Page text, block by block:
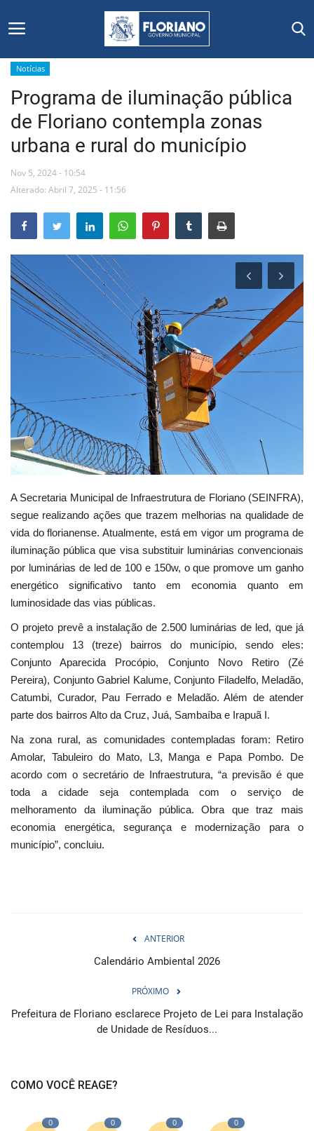
Início
Editais
Floriano
Mural de Licitações
Notícias
Vídeos
Notícias
Programa de iluminação pública
de Floriano contempla zonas
urbana e rural do município
Nov 5, 2024 - 10:54
Alterado: Abril 7, 2025 - 11:56
A Secretaria Municipal de Infraestrutura de Floriano (SEINFRA),
segue realizando ações que trazem melhorias na qualidade de
vida do florianense. Atualmente, está em vigor um programa de
iluminação pública que visa substituir luminárias convencionais
por luminárias de led de 100 e 150w, o que promove um ganho
energético significativo tanto em economia quanto em
luminosidade das vias públicas.
O projeto prevê a instalação de 2.500 luminárias de led, que já
contemplou 13 (treze) bairros do município, sendo eles:
Conjunto Aparecida Procópio, Conjunto Novo Retiro (Zé
Pereira), Conjunto Gabriel Kalume, Conjunto Filadelfo, Meladão,
Catumbi, Curador, Pau Ferrado e Meladão. Além de atender
parte dos bairros Alto da Cruz, Juá, Sambaíba e Irapuã I.
Na zona rural, as comunidades contempladas foram: Retiro
Amolar, Tabuleiro do Mato, L3, Manga e Papa Pombo. De
acordo com o secretário de Infraestrutura, “a previsão é que
toda a cidade seja contemplada com o serviço de
melhoramento da iluminação pública. Obra que traz mais
economia energética, segurança e modernização para o
município”, concluiu.
ANTERIOR
Calendário Ambiental 2026
PRÓXIMO
Prefeitura de Floriano esclarece Projeto de Lei para Instalação
de Unidade de Resíduos...
COMO VOCÊ REAGE?
0 0 0 0